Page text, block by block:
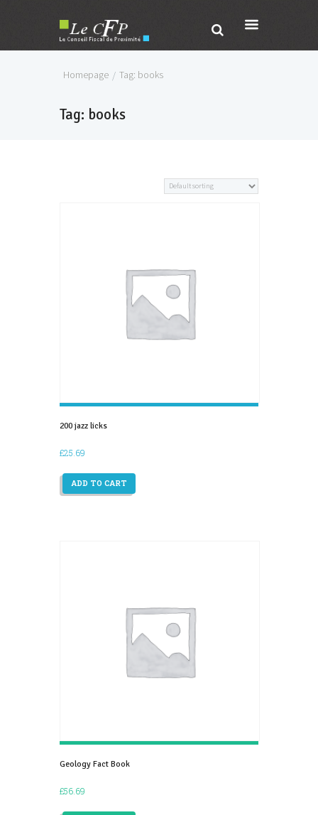
Homepage Tag: books
Tag: books
200 jazz licks
£25.69
ADD TO CART
Geology Fact Book
£56.69